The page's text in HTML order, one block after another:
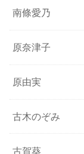
南條愛乃
原奈津子
原由実
古木のぞみ
古賀葵